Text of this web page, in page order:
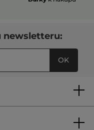
newsletteru:
OK